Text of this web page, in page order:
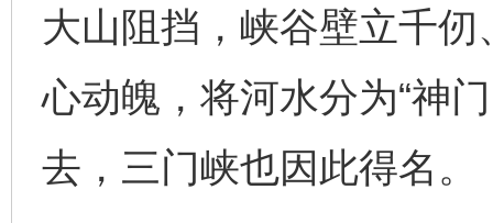
大山阻挡，峡谷壁立千
心动魄，将河水分为“神
去，三门峡也因此得名。